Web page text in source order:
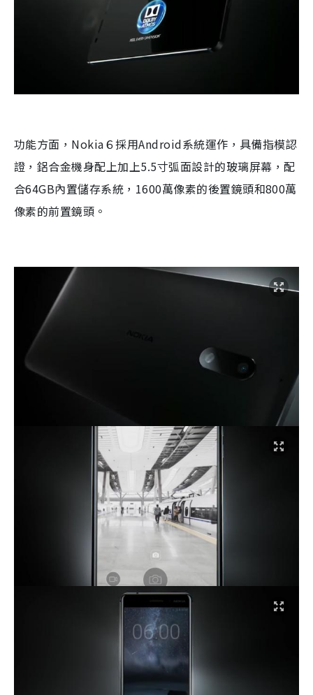
功能方面，Nokia６採用Android系統運作，具備指模認
證，鋁合金機身配上加上5.5寸弧面設計的玻璃屏幕，配
合64GB內置儲存系統，1600萬像素的後置鏡頭和800萬
像素的前置鏡頭。